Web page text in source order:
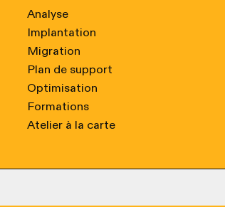
Analyse
Implantation
Migration
Plan de support
Optimisation
Formations
Atelier à la carte